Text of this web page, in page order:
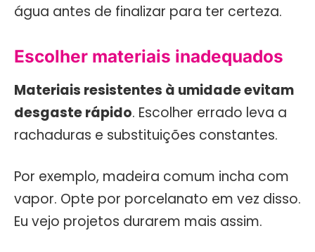
água antes de finalizar para ter certeza.
Escolher materiais inadequados
Materiais resistentes à umidade evitam
desgaste rápido. Escolher errado leva a
rachaduras e substituições constantes.
Por exemplo, madeira comum incha com
vapor. Opte por porcelanato em vez disso.
Eu vejo projetos durarem mais assim.